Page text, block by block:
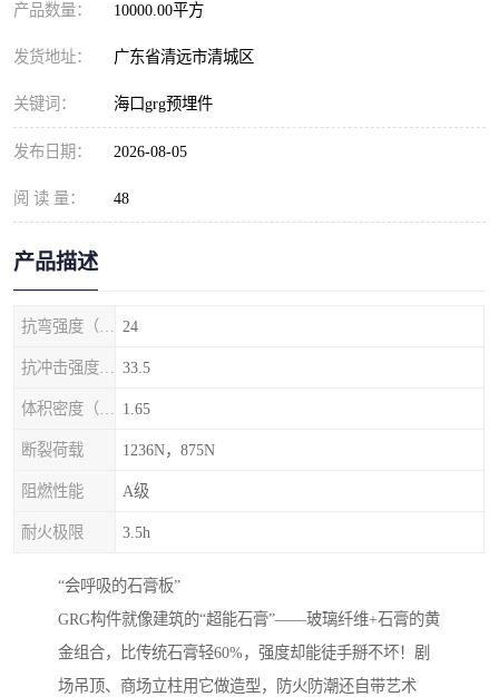
产品数量： 10000.00平方
发货地址： 广东省清远市清城区
关键词： 海口grg预埋件
发布日期： 2026-08-05
阅 读 量： 48
产品描述
24
33.5
1.65
断裂荷载 1236N，875N
阻燃性能 A级
耐火极限 3.5h
‌“会呼吸的石膏板”‌
GRG构件就像建筑的“超能石膏”——玻璃纤维+石膏的黄
金组合，比传统石膏轻60%，强度却能徒手掰不坏！剧
场吊顶、商场立柱用它做造型，防火防潮还自带艺术